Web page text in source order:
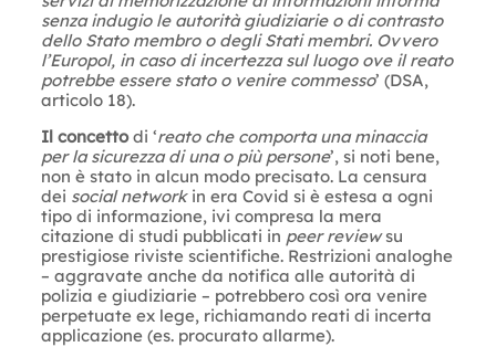
senza indugio le autorità giudiziarie o di contrasto
dello Stato membro o degli Stati membri. Ovvero
l’Europol, in caso di incertezza sul luogo ove il reato
potrebbe essere stato o venire commesso’ (DSA,
articolo 18).
Il concettodi ‘reato che comporta una minaccia
per la sicurezza di una o più persone’, si noti bene,
non è stato in alcun modo precisato. La censura
dei social networkin era Covid si è estesa a ogni
tipo di informazione, ivi compresa la mera
citazione di studi pubblicati in peer reviewsu
prestigiose riviste scientifiche. Restrizioni analoghe
– aggravate anche da notifica alle autorità di
polizia e giudiziarie – potrebbero così ora venire
perpetuate ex lege, richiamando reati di incerta
applicazione (es. procurato allarme).